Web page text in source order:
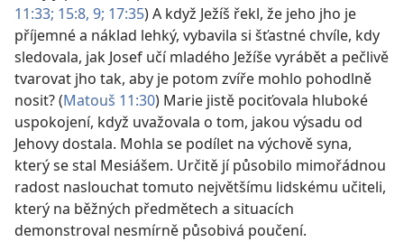
11:33; 15:8, 9; 17:35) A když Ježíš řekl, že jeho jho je
příjemné a náklad lehký, vybavila si šťastné chvíle, kdy
sledovala, jak Josef učí mladého Ježíše vyrábět a pečlivě
tvarovat jho tak, aby je potom zvíře mohlo pohodlně
nosit? (Matouš 11:30) Marie jistě pociťovala hluboké
uspokojení, když uvažovala o tom, jakou výsadu od
Jehovy dostala. Mohla se podílet na výchově syna,
který se stal Mesiášem. Určitě jí působilo mimořádnou
radost naslouchat tomuto největšímu lidskému učiteli,
který na běžných předmětech a situacích
demonstroval nesmírně působivá poučení.